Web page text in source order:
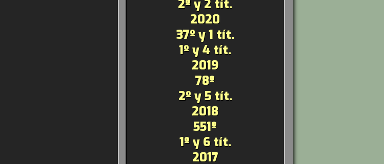
2º y 2 tít.
2020
37º y 1 tít.
1º y 4 tít.
2019
78º
2º y 5 tít.
2018
551º
1º y 6 tít.
2017